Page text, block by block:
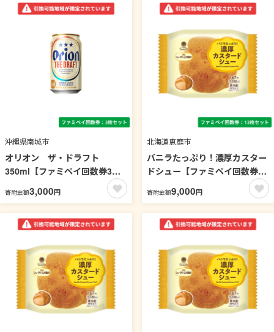
沖縄県南城市
オリオン ザ・ドラフト
350ml【ファミペイ回数券3枚
セット】 引換可能エリア：沖
縄
寄附金額3,000円
北海道恵庭市
バニラたっぷり！濃厚カスター
ドシュー【ファミペイ回数券13
枚セット】 引換可能エリア：
北海道
寄附金額9,000円